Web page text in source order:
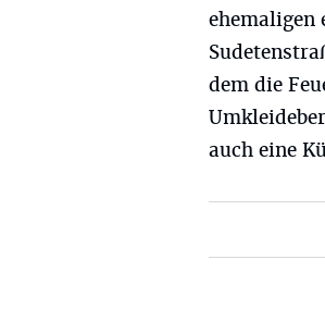
ehemaligen
dem die
auch eine